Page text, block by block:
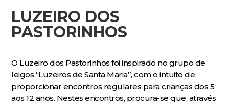
LUZEIRO DOS
PASTORINHOS
O Luzeiro dos Pastorinhos foi inspirado no grupo de
leigos “Luzeiros de Santa Maria”, com o intuito de
proporcionar encontros regulares para crianças dos 5
aos 12 anos. Nestes encontros, procura-se que, através